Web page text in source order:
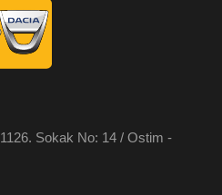
Sokak No: 14 / Ostim -